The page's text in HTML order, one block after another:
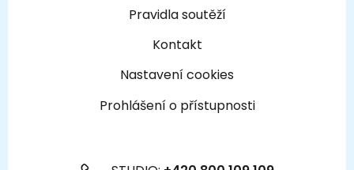
Pravidla soutěží
Kontakt
Nastavení cookies
Prohlášení o přístupnosti